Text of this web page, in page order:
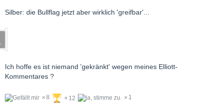
Silber: die Bullflag jetzt aber wirklich 'greifbar'...
Ich hoffe es ist niemand 'gekränkt' wegen meines Elliott-
Kommentares ?
8 12 1